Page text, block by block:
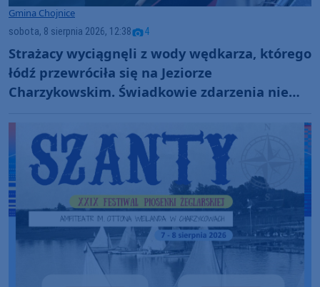
Gmina Chojnice
sobota, 8 sierpnia 2026, 12:38 4
Strażacy wyciągnęli z wody wędkarza, którego
łódź przewróciła się na Jeziorze
Charzykowskim. Świadkowie zdarzenia nie